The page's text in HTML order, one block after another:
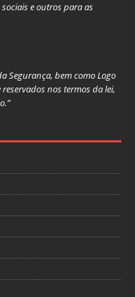
e outros para as
Segurança, bem como Logo
nos termos da lei,